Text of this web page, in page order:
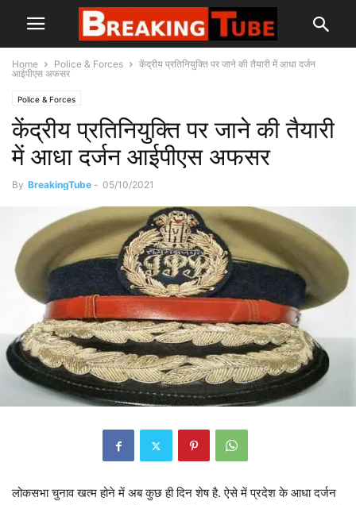
Home Police & Forces
केंद्रीय प्रतिनियुक्ति पर जाने की तैयारी में आधा दर्जन
आईपीएस अफसर
Police & Forces
केंद्रीय प्रतिनियुक्ति पर जाने की तैयारी
में आधा दर्जन आईपीएस अफसर
By BreakingTube - 05/10/2021
लोकसभा चुनाव खत्म होने में अब कुछ ही दिन शेष है. ऐसे में प्रदेश के आधा दर्जन